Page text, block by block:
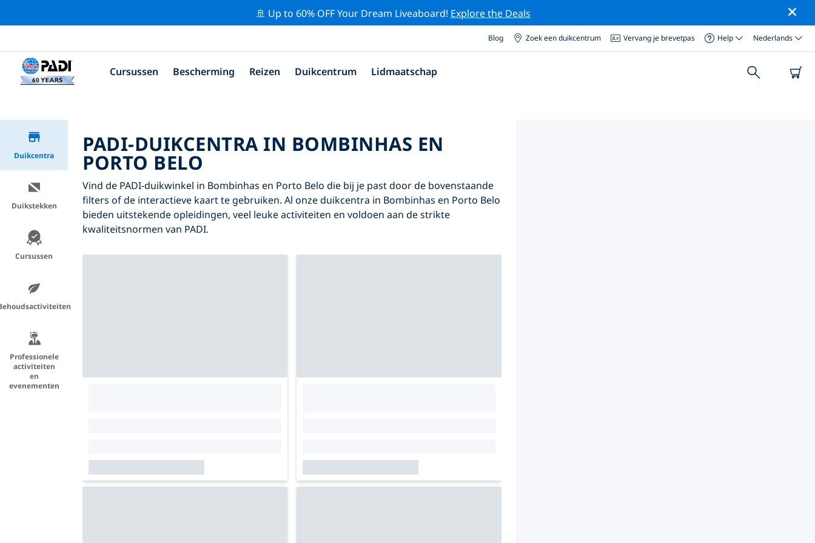
🚢 Up to 60% OFF Your Dream Liveaboard! Explore the Deals
Blog Zoek een duikcentrum Vervang je brevetpas Help Nederlands
Cursussen Bescherming Reizen Duikcentrum Lidmaatschap
Duikcentra
Duikstekken
Cursussen
Professionele
activiteiten
en
evenementen
PADI-DUIKCENTRA IN BOMBINHAS EN
PORTO BELO
Vind de PADI-duikwinkel in Bombinhas en Porto Belo die bij je past door de bovenstaande
filters of de interactieve kaart te gebruiken. Al onze duikcentra in Bombinhas en Porto Belo
bieden uitstekende opleidingen, veel leuke activiteiten en voldoen aan de strikte
kwaliteitsnormen van PADI.